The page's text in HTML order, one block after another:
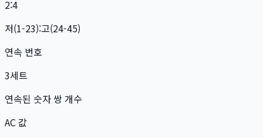
2:4
저(1-23):고(24-45)
연속 번호
3세트
연속된 숫자 쌍 개수
AC 값